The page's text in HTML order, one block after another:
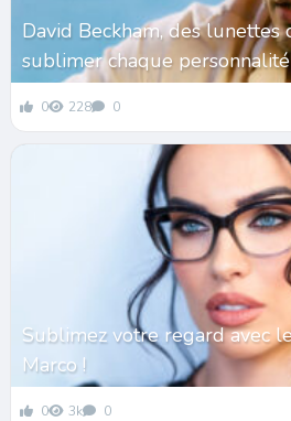
David Beckham, des lunettes
sublimer chaque personnalité
0 228 0
Sublimez votre regard avec
Marco !
0 3k 0